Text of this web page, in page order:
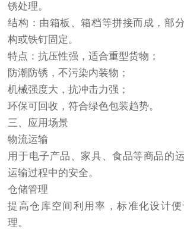
锈处理。
结构：由箱板、箱档等拼接而成，部
构或铁钉固定。
特点：抗压性强，适合重型货物；
防潮防锈，不污染内装物；
机械强度大，抗冲击力强；
环保可回收，符合绿色包装趋势。
三、应用场景
物流运输
用于电子产品、家具、食品等商品的
运输过程中的安全。
仓储管理
提高仓库空间利用率，标准化设计
理。